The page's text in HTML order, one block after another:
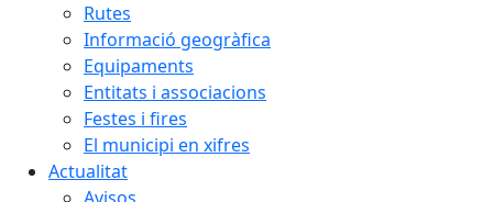
Rutes
Informació geogràfica
Equipaments
Entitats i associacions
Festes i fires
El municipi en xifres
Actualitat